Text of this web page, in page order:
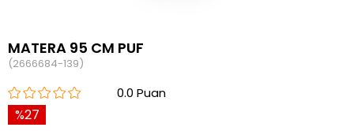
MATERA 95 CM PUF
(2666684-139)
0.0
27